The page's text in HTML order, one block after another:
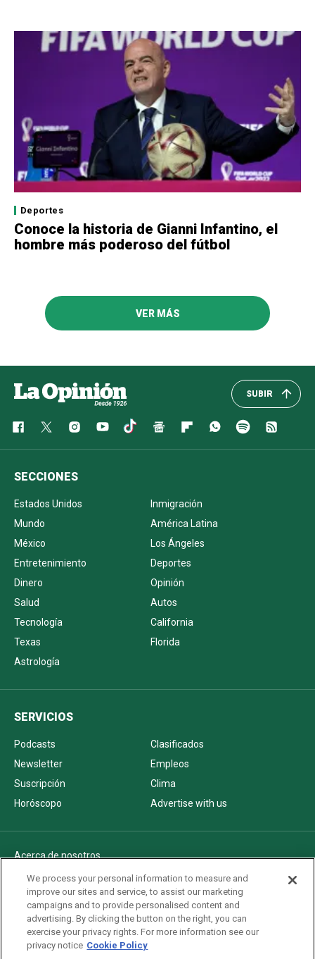
Deportes
Conoce la historia de Gianni Infantino, el
hombre más poderoso del fútbol
VER MÁS
SUBIR
SECCIONES
Estados Unidos
Inmigración
Mundo
América Latina
México
Los Ángeles
Entretenimiento
Deportes
Dinero
Opinión
Salud
Autos
Tecnología
California
Texas
Florida
Astrología
SERVICIOS
Podcasts
Clasificados
Newsletter
Empleos
Suscripción
Clima
Horóscopo
Advertise with us
Acerca de nosotros
Politica de privacidad
Pautas Editoriales
AdChoices
Advertise with us
Newsletters
We process your personal information to measure and
improve our sites and service, to assist our marketing
campaigns and to provide personalised content and
advertising. By clicking the button on the right, you can
exercise your privacy rights. For more information see our
privacy notice Cookie Policy